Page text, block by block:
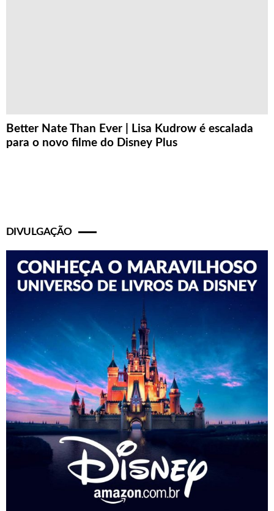
Better Nate Than Ever | Lisa Kudrow é escalada
para o novo filme do Disney Plus
DIVULGAÇÃO